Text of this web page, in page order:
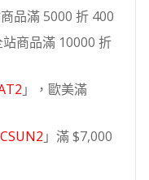
品滿 5000 折 400
商品滿 10000 折
」，歐美滿
」滿 $7,000